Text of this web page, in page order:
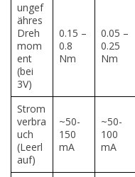
ungef
ähres
Dreh
mom
ent
(bei
3V)
0.15 –
0.8
Nm
0.05 –
0.25
Nm
Strom
verbra
uch
(Leerl
auf)
~50-
150
mA
~50-
100
mA